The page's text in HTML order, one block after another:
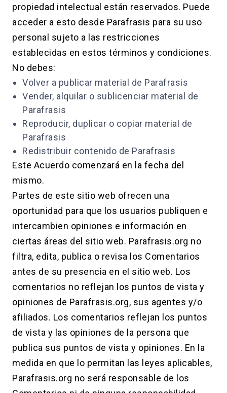
propiedad intelectual están reservados. Puede
acceder a esto desde Parafrasis para su uso
personal sujeto a las restricciones
establecidas en estos términos y condiciones.
No debes:
Volver a publicar material de Parafrasis
Vender, alquilar o sublicenciar material de
Parafrasis
Reproducir, duplicar o copiar material de
Parafrasis
Redistribuir contenido de Parafrasis
Este Acuerdo comenzará en la fecha del
mismo.
Partes de este sitio web ofrecen una
oportunidad para que los usuarios publiquen e
intercambien opiniones e información en
ciertas áreas del sitio web. Parafrasis.org no
filtra, edita, publica o revisa los Comentarios
antes de su presencia en el sitio web. Los
comentarios no reflejan los puntos de vista y
opiniones de Parafrasis.org, sus agentes y/o
afiliados. Los comentarios reflejan los puntos
de vista y las opiniones de la persona que
publica sus puntos de vista y opiniones. En la
medida en que lo permitan las leyes aplicables,
Parafrasis.org no será responsable de los